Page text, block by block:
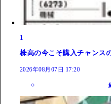
1
株高の今こそ購入チャンス
2026年08月07日 17:20